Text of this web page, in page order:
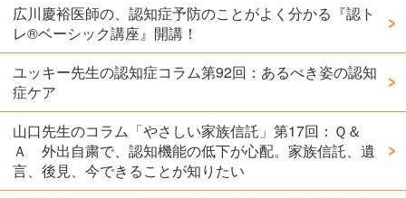
広川慶裕医師の、認知症予防のことがよく分かる『認ト
レ®️ベーシック講座』開講！
ユッキー先生の認知症コラム第92回：あるべき姿の認知
症ケア
山口先生のコラム「やさしい家族信託」第17回：Ｑ＆
Ａ 外出自粛で、認知機能の低下が心配。家族信託、遺
言、後見、今できることが知りたい